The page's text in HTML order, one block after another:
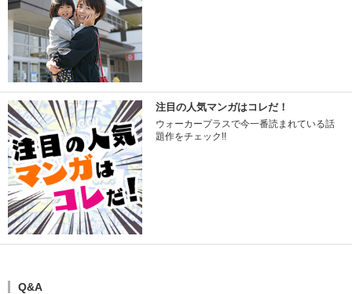
注目の人気マンガはコレだ！
ウォーカープラスで今一番読まれている話
題作をチェック!!
Q&A